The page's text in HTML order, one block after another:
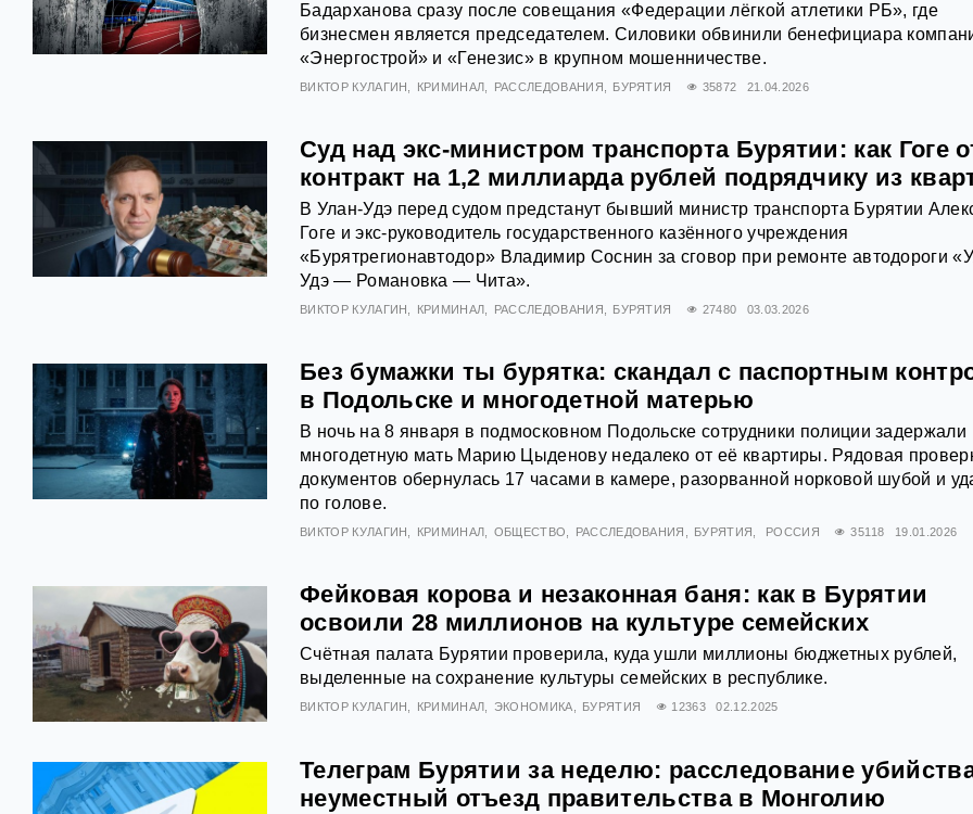
Бадарханова сразу после совещания «Федерации лёгкой атлетики РБ», где
бизнесмен является председателем. Силовики обвинили бенефициара
«Энергострой» и «Генезис» в крупном мошенничестве.
ВИКТОР КУЛАГИН КРИМИНАЛ РАССЛЕДОВАНИЯ БУРЯТИЯ 35872 21.04.2026
Суд над экс-министром транспорта Бурятии: как Гоге
контракт на 1,2 миллиарда рублей подрядчику из
В Улан-Удэ перед судом предстанут бывший министр транспорта Бурятии
Гоге и экс-руководитель государственного казённого учреждения
«Бурятрегионавтодор» Владимир Соснин за сговор при ремонте автодороги
Удэ — Романовка — Чита».
ВИКТОР КУЛАГИН КРИМИНАЛ РАССЛЕДОВАНИЯ БУРЯТИЯ 27480 03.03.2026
Без бумажки ты бурятка: скандал с паспортным
в Подольске и многодетной матерью
В ночь на 8 января в подмосковном Подольске сотрудники полиции задержали
многодетную мать Марию Цыденову недалеко от её квартиры. Рядовая
документов обернулась 17 часами в камере, разорванной норковой шубой и
по голове.
ВИКТОР КУЛАГИН КРИМИНАЛ ОБЩЕСТВО РАССЛЕДОВАНИЯ БУРЯТИЯ РОССИЯ 35118 19.01.2026
Фейковая корова и незаконная баня: как в Бурятии
освоили 28 миллионов на культуре семейских
Счётная палата Бурятии проверила, куда ушли миллионы бюджетных рублей,
выделенные на сохранение культуры семейских в республике.
ВИКТОР КУЛАГИН КРИМИНАЛ ЭКОНОМИКА БУРЯТИЯ 12363 02.12.2025
Телеграм Бурятии за неделю: расследование
неуместный отъезд правительства в Монголию